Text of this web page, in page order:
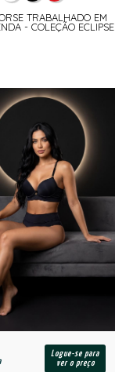
TRABALHADO EM
- COLEÇÃO ECLIPSE
Logue-se para
ver o preço